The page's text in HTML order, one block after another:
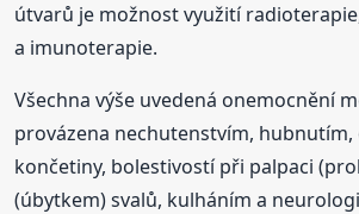
útvarů je možnost využití
a imunoterapie.
Všechna výše uvedená onemocnění
provázena nechutenstvím,
končetiny, bolestivostí při palpaci
(úbytkem) svalů, kulháním a